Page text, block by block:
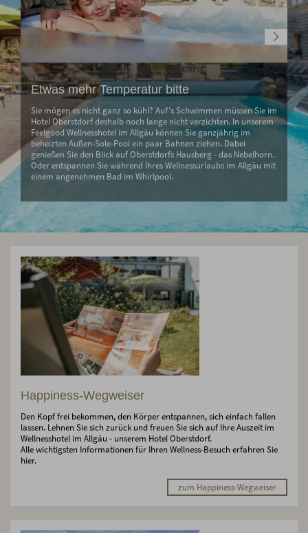
Etwas mehr Temperatur bitte
Sie mögen es nicht ganz so kühl? Auf's Schwimmen müssen Sie im
Hotel Oberstdorf deshalb noch lange nicht verzichten. In unserem
Feelgood Wellnesshotel im Allgäu können Sie ganzjährig im
beheizten Außen-Sole-Pool ein paar Bahnen ziehen. Dabei
genießen Sie den Blick auf Oberstdorfs Hausberg - das Nebelhorn.
Oder entspannen Sie während Ihres Wellnessurlaubs im Allgäu mit
einem angenehmen Bad im Whirlpool.
Happiness-Wegweiser
Den Kopf frei bekommen, den Körper entspannen, sich einfach fallen
lassen. Lehnen Sie sich zurück und freuen Sie sich auf Ihre Auszeit im
Wellnesshotel im Allgäu - unserem Hotel Oberstdorf.
Alle wichtigsten Informationen für Ihren Wellness-Besuch erfahren Sie
hier.
zum Happiness-Wegweiser